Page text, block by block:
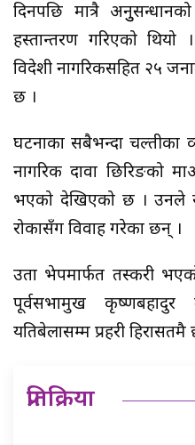
दिनपछि मात्रै
हस्तान्तरण गरिएको
विदेशी नागरिकसहित २५
छ ।
घटनाका सबैभन्दा चल्तीका
नागरिक दावा छिरिङको
भएको देखिएको छ । उनले
रोकासँग विवाह गरेका छन् ।
उता भेपमार्फत तस्करी
पूर्वसभामुख कृष्णबहादुर
यतिबेलासम्म प्रहरी हिरासतमै
प्रतिक्रिया